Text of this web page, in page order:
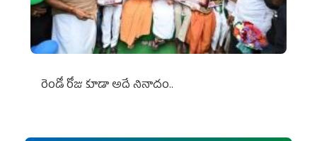
రెండో రోజు కూడా అదే నినాదం..